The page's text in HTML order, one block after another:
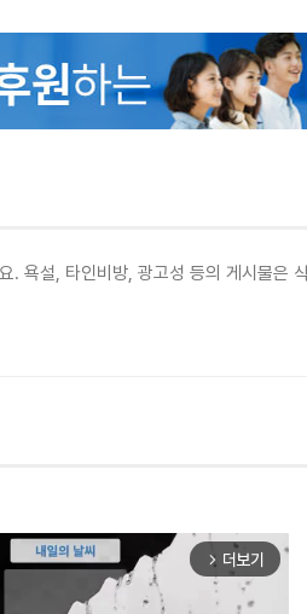
arrow_forward_ios 더보기